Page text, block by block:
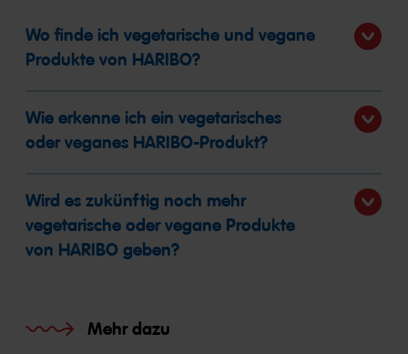
Wo finde ich vegetarische und vegane
Produkte von HARIBO?
Wie erkenne ich ein vegetarisches
oder veganes HARIBO-Produkt?
Wird es zukünftig noch mehr
vegetarische oder vegane Produkte
von HARIBO geben?
Mehr dazu